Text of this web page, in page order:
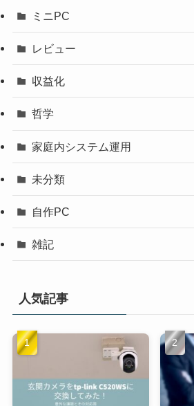
ミニPC
レビュー
収益化
哲学
家庭内システム運用
未分類
自作PC
雑記
人気記事